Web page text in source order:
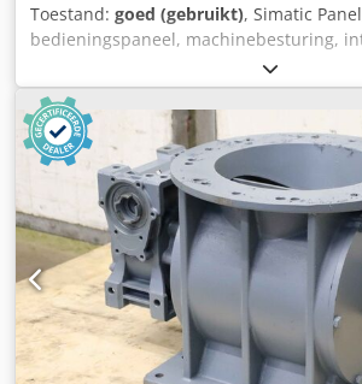
Toestand: goed (gebruikt), Simatic
bedieningspaneel, machinebesturing,
bedieningseenheid, bedieningsunit,
toetsenbord, bediening Teachpendant
Anmjr -Fabrikant: Basler,
drukmachine OMSO Novadisc 4+3S UV -
zonder typeaanduiding -Afmetingen:
Gewicht: 28,1 kg